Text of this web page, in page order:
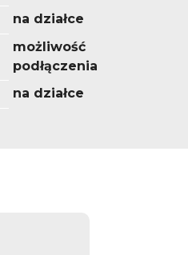
na działce
możliwość
podłączenia
na działce